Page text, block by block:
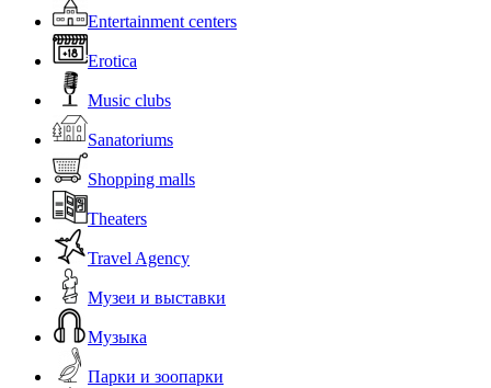
Entertainment centers
Erotica
Music clubs
Sanatoriums
Shopping malls
Theaters
Travel Agency
Музеи и выставки
Музыка
Парки и зоопарки